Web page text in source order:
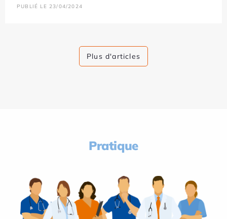
PUBLIÉ LE 23/04/2024
Plus d'articles
Pratique